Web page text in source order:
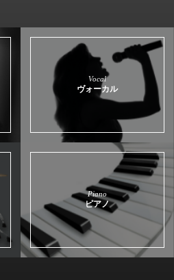
Vocal
ヴォーカル
Piano
ピアノ